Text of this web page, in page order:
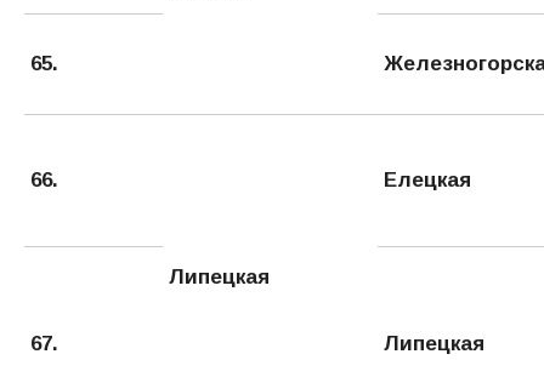
65.
66.
Липецкая
Елецкая
67. Липецкая